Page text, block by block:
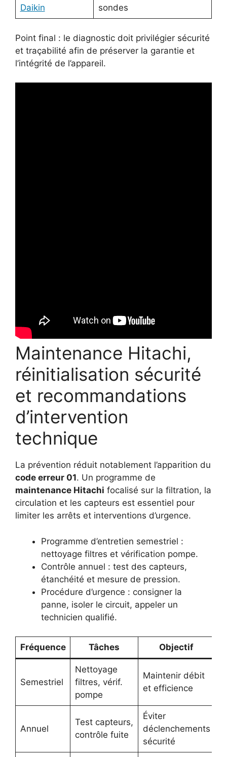
Daikin
sondes
Point final : le diagnostic doit privilégier sécurité
et traçabilité afin de préserver la garantie et
l’intégrité de l’appareil.
Maintenance Hitachi,
réinitialisation sécurité
et recommandations
d’intervention
technique
La prévention réduit notablement l’apparition du
code erreur 01. Un programme de
maintenance Hitachi focalisé sur la filtration, la
circulation et les capteurs est essentiel pour
limiter les arrêts et interventions d’urgence.
Programme d’entretien semestriel :
nettoyage filtres et vérification pompe.
Contrôle annuel : test des capteurs,
étanchéité et mesure de pression.
Procédure d’urgence : consigner la
panne, isoler le circuit, appeler un
technicien qualifié.
Fréquence Tâches Objectif
Semestriel
Nettoyage
filtres, vérif.
pompe
Maintenir débit
et efficience
Annuel
Test capteurs,
contrôle fuite
Éviter
déclenchements
sécurité